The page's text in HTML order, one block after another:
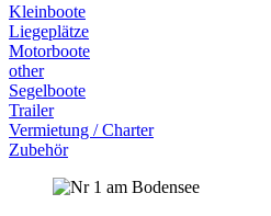
Kleinboote
Liegeplätze
Motorboote
other
Segelboote
Trailer
Vermietung / Charter
Zubehör